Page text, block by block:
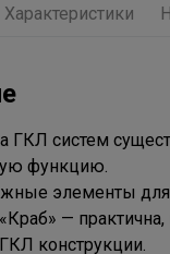
Характеристики
ГКЛ систем
функцию.
элементы
—
конструкции.